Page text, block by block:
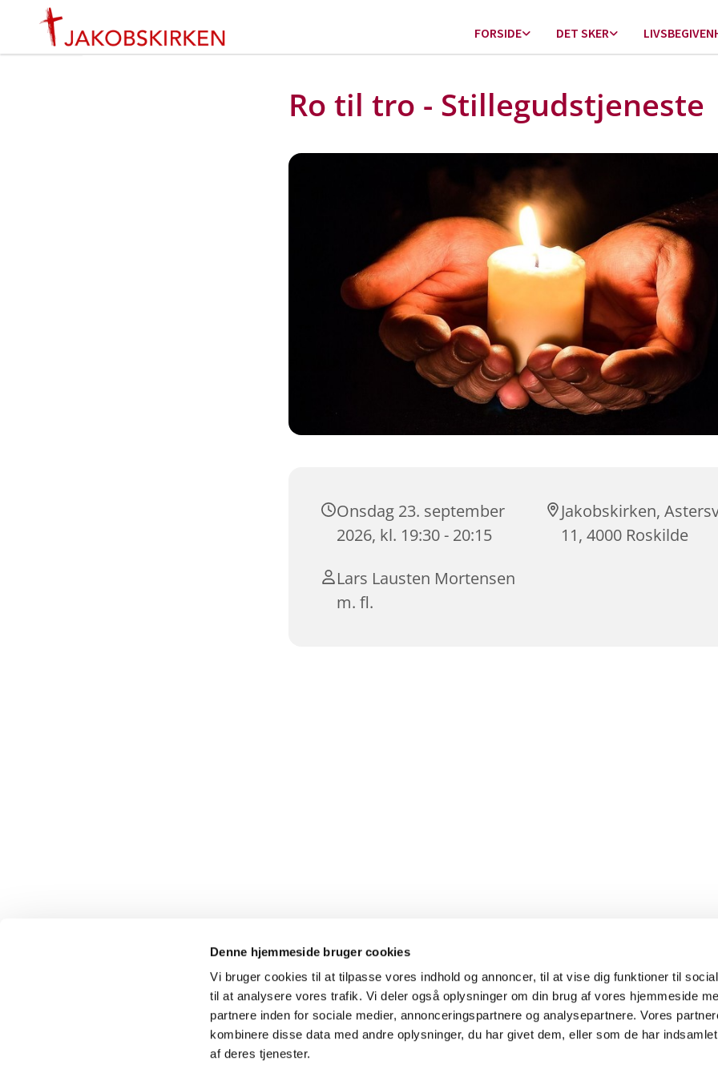
Denne hjemmeside bruger cookies
Vi bruger cookies til at tilpasse vores indhold og annoncer, til at vise dig funktioner til
til at analysere vores trafik. Vi deler også oplysninger om din brug af vores hjemmeside
partnere inden for sociale medier, annonceringspartnere og analysepartnere. Vores
kombinere disse data med andre oplysninger, du har givet dem, eller som de har
af deres tjenester.
FORSIDE DET SKER
Ro til tro - Stillegudstjeneste
Onsdag 23. september
2026, kl. 19:30 - 20:15
Jakobskirken,
11, 4000 Roskilde
Lars Lausten Mortensen
m. fl.
Kontakt Cookiepolitik Tilgængelighedserklæring